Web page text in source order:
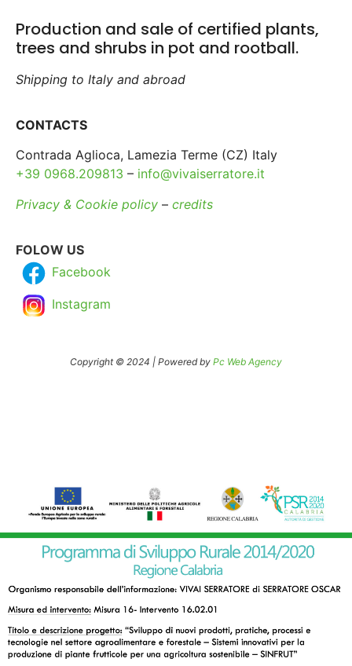
Production and sale of certified plants,
trees and shrubs in pot and rootball.
Shipping to Italy and abroad
CONTACTS
Contrada Aglioca, Lamezia Terme (CZ) Italy
+39 0968.209813 – info@vivaiserratore.it
Privacy & Cookie policy – credits
FOLOW US
Facebook
Instagram
Copyright © 2024 | Powered by Pc Web Agency